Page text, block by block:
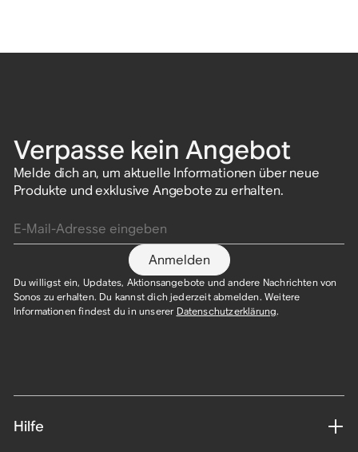
Verpasse kein Angebot
Melde dich an, um aktuelle Informationen über neue
Produkte und exklusive Angebote zu erhalten.
Anmelden
Du willigst ein, Updates, Aktionsangebote und andere Nachrichten von
Sonos zu erhalten. Du kannst dich jederzeit abmelden. Weitere
Informationen findest du in unserer Datenschutzerklärung.​
Hilfe